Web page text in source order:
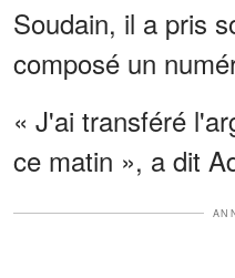
Soudain, il a pris
composé un
« J'ai transféré
ce matin », a dit